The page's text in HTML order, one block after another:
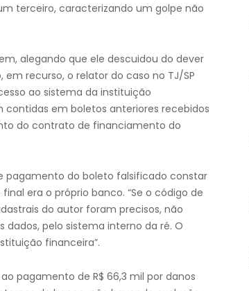
terceiro, caracterizando um golpe não
alegando que ele descuidou do dever
recurso, o relator do caso no TJ/SP
ao sistema da instituição
em boletos anteriores recebidos
do contrato de financiamento do
pagamento do boleto falsificado constar
era o próprio banco. “Se o código de
do autor foram precisos, não
pelo sistema interno da ré. O
financeira”.
pagamento de R$ 66,3 mil por danos